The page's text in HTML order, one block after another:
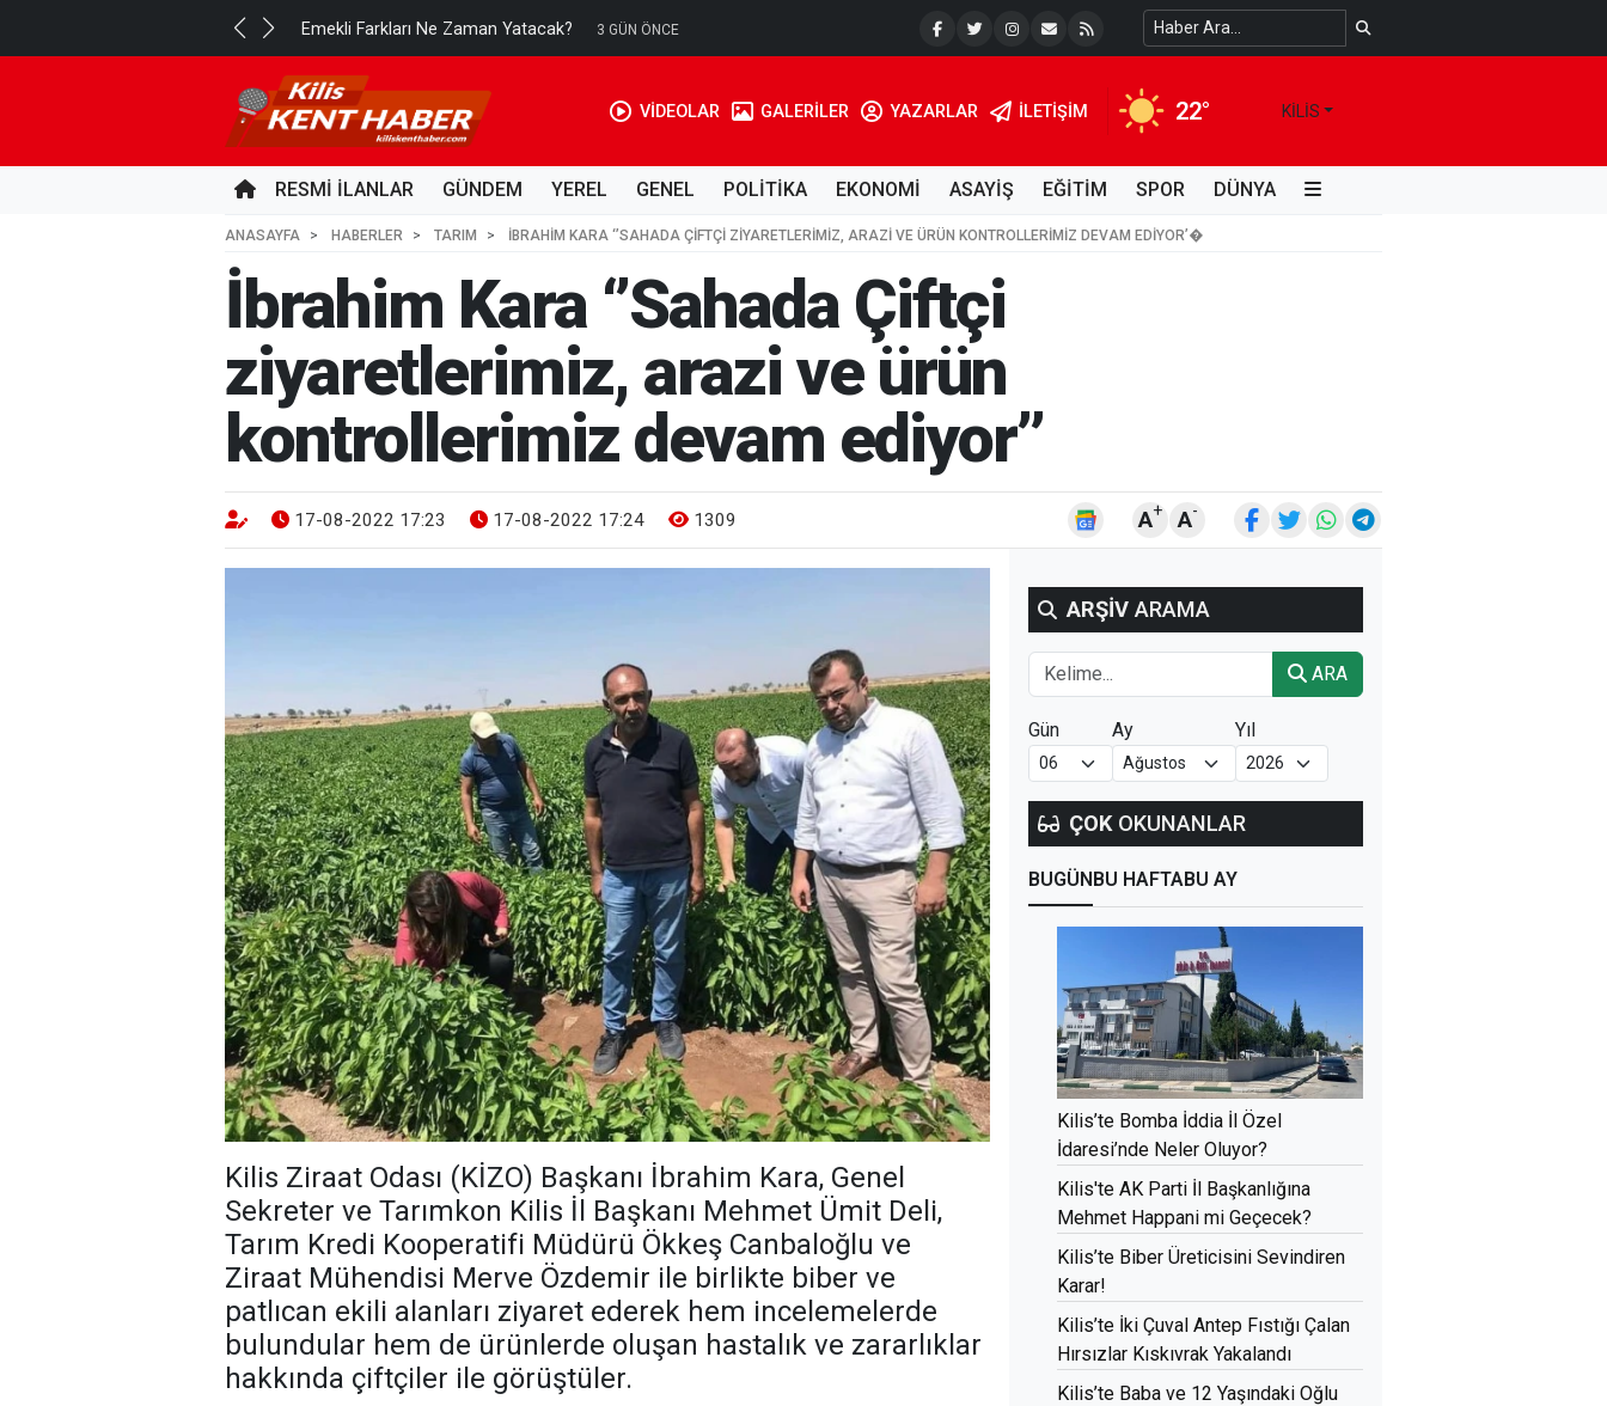
Emekli Farkları Ne Zaman Yatacak? 3 GÜN ÖNCE Su Kuyusu Temiz Suya Erişimde Kalıcı Bir Çözüm
VİDEOLAR GALERİLER YAZARLAR İLETIŞIM 22° KILIS
RESMİ İLANLAR GÜNDEM YEREL GENEL POLİTİKA EKONOMİ ASAYİŞ EĞİTİM SPOR DÜNYA
ANASAYFA HABERLER TARIM İBRAHIM KARA ‘’SAHADA ÇIFTÇI ZIYARETLERIMIZ, ARAZI VE ÜRÜN KONTROLLERIMIZ DEVAM EDIYOR’�
İbrahim Kara ‘’Sahada Çiftçi
ziyaretlerimiz, arazi ve ürün
kontrollerimiz devam ediyor’’
17-08-2022 17:23 17-08-2022 17:24 1309 A+ A-
Kilis Ziraat Odası (KİZO) Başkanı İbrahim Kara, Genel
Sekreter ve Tarımkon Kilis İl Başkanı Mehmet Ümit Deli,
Tarım Kredi Kooperatifi Müdürü Ökkeş Canbaloğlu ve
Ziraat Mühendisi Merve Özdemir ile birlikte biber ve
patlıcan ekili alanları ziyaret ederek hem incelemelerde
bulundular hem de ürünlerde oluşan hastalık ve zararlıklar
hakkında çiftçiler ile görüştüler.
ARŞİV ARAMA
ARA
Gün Ay Yıl
ÇOK OKUNANLAR
BUGÜNBU HAFTABU AY
Kilis’te Bomba İddia İl Özel
İdaresi’nde Neler Oluyor?
Kilis'te AK Parti İl Başkanlığına
Mehmet Happani mi Geçecek?
Kilis’te Biber Üreticisini Sevindiren
Karar!
Kilis’te İki Çuval Antep Fıstığı Çalan
Hırsızlar Kıskıvrak Yakalandı
Kilis’te Baba ve 12 Yaşındaki Oğlu